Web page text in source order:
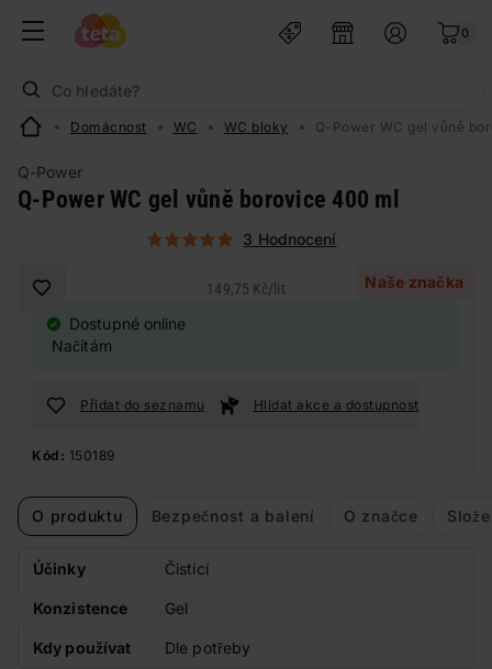
0
Domácnost WC WC bloky Q-Power WC gel vůně
Q-Power
Q-Power WC gel vůně borovice 400 ml
3 Hodnocení
Naše značka
149,75 Kč/ lit
Dostupné online
Načítám
Přidat do seznamu Hlídat akce a dostupnost
Kód: 150189
O produktu Bezpečnost a balení O značce
Účinky Čistící
Konzistence Gel
Kdy používat Dle potřeby